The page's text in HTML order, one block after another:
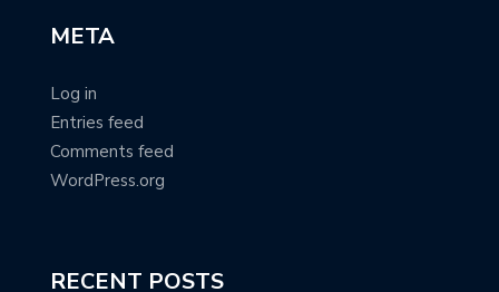
META
Log in
Entries feed
Comments feed
WordPress.org
RECENT POSTS